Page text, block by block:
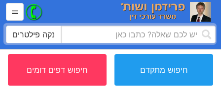
נקה פילטרים
חיפוש מתקדם חיפוש דפים דומים